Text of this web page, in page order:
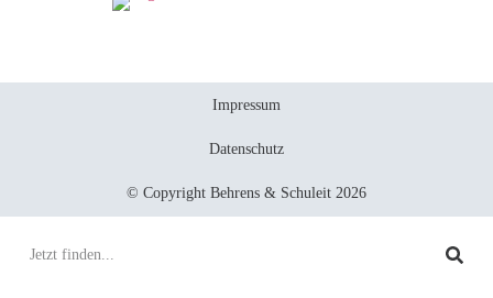
Impressum
Datenschutz
© Copyright Behrens & Schuleit 2026